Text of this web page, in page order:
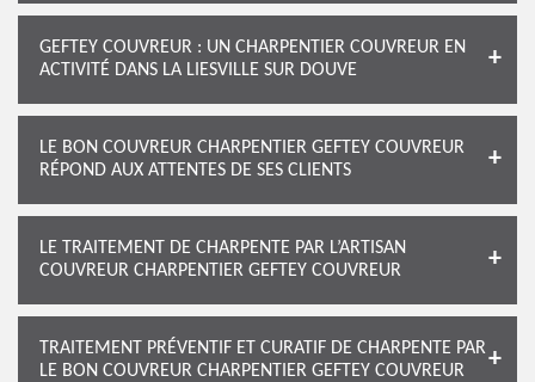
GEFTEY COUVREUR : UN CHARPENTIER COUVREUR EN
ACTIVITÉ DANS LA LIESVILLE SUR DOUVE
LE BON COUVREUR CHARPENTIER GEFTEY COUVREUR
RÉPOND AUX ATTENTES DE SES CLIENTS
LE TRAITEMENT DE CHARPENTE PAR L’ARTISAN
COUVREUR CHARPENTIER GEFTEY COUVREUR
TRAITEMENT PRÉVENTIF ET CURATIF DE CHARPENTE PAR
LE BON COUVREUR CHARPENTIER GEFTEY COUVREUR